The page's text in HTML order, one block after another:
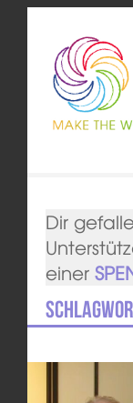
Dir
einer